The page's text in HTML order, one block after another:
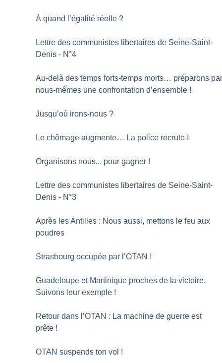
À quand l’égalité réelle ?
Lettre des communistes libertaires de Seine-Saint-
Denis - N°4
Au-delà des temps forts-temps morts… préparons
nous-mêmes une confrontation d’ensemble !
Jusqu’où irons-nous ?
Le chômage augmente… La police recrute !
Organisons nous... pour gagner !
Lettre des communistes libertaires de Seine-Saint-
Denis - N°3
Après les Antilles : Nous aussi, mettons le feu aux
poudres
Strasbourg occupée par l’OTAN !
Guadeloupe et Martinique proches de la victoire.
Suivons leur exemple !
Retour dans l’OTAN : La machine de guerre est
prête !
OTAN suspends ton vol !